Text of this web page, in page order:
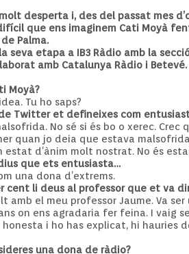
desperta i, des del passat mes
que ens imaginem Cati Moyà
Palma.
seva etapa a IB3 Ràdio amb la
amb Catalunya Ràdio i
Moyà?
Tu ho saps?
Twitter et defineixes com
No sé si és bo o xerec.
quan jo deia que estava
estat d’ànim molt nostrat. No és
que ets entusiasta…
una dona d’extrems.
cent li deus al professor que et va
amb el meu professor Jaume. Va
on ens agradaria fer feina. I vaig
i ho has explicat, hi hauries
una dona de ràdio?